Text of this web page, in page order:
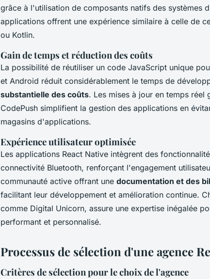
grâce à l'utilisation de composants natifs des systèmes
applications offrent une expérience similaire à celle de
ou Kotlin.
Gain de temps et réduction des coûts
La possibilité de réutiliser un code JavaScript unique
et Android réduit considérablement le temps de
substantielle des coûts. Les mises à jour en temps réel
CodePush simplifient la gestion des applications en
magasins d'applications.
Expérience utilisateur optimisée
Les applications React Native intègrent des
connectivité Bluetooth, renforçant l'engagement
communauté active offrant une documentation et des
facilitant leur développement et amélioration continue.
comme Digital Unicorn, assure une expertise inégalée
performant et personnalisé.
Processus de sélection d'une agence
Critères de sélection pour le choix de l'agence